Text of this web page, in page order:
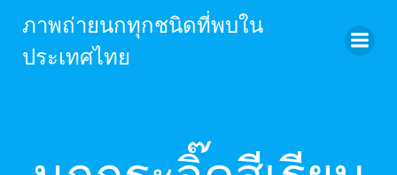
Skip
to
ภาพถ่ายนกทุกชนิดที่พบใน
ประเทศไทย